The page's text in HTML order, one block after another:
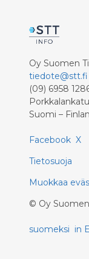
Oy Suomen
tiedote@stt.fi
(09) 6958
Suomi –
Facebook X
Tietosuoja
Muokkaa
© Oy
suomeksi in